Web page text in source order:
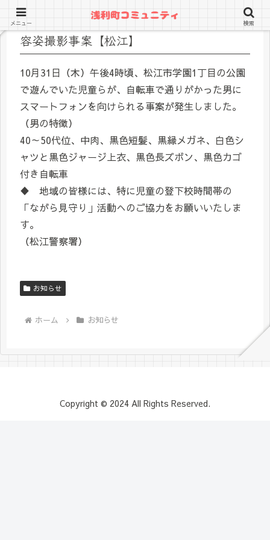
容姿撮影事案【松江】
10月31日（木）午後4時頃、松江市学園1丁目の公園
で遊んでいた児童らが、自転車で通りがかった男に
スマートフォンを向けられる事案が発生しました。
（男の特徴）
40～50代位、中肉、黒色短髪、黒縁メガネ、白色シ
ャツと黒色ジャージ上衣、黒色長ズボン、黒色カゴ
付き自転車
♦ 地域の皆様には、特に児童の登下校時間帯の
「ながら見守り」活動へのご協力をお願いいたしま
す。
（松江警察署）
お知らせ
ホーム お知らせ
Copyright © 2024 All Rights Reserved.
メニュー 検索